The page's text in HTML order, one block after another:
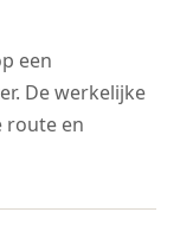
een
De werkelijke
route en